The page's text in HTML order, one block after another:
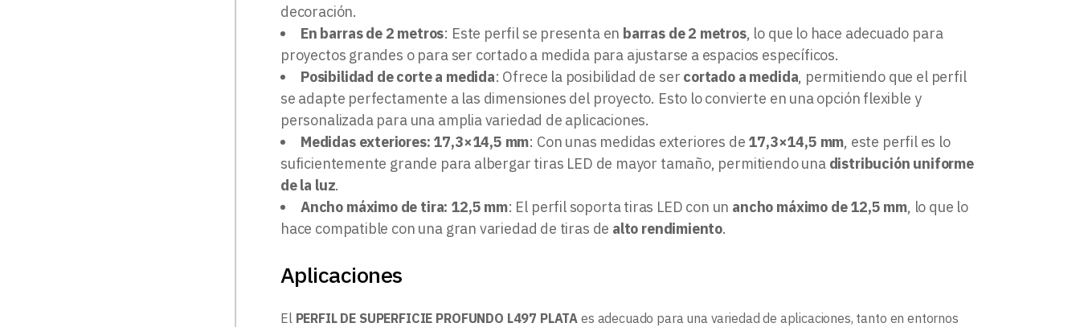
decoración.
En barras de 2 metros: Este perfil se presenta en barras de 2 metros, lo que lo hace adecuado para
proyectos grandes o para ser cortado a medida para ajustarse a espacios específicos.
Posibilidad de corte a medida: Ofrece la posibilidad de ser cortado a medida, permitiendo que el perfil
se adapte perfectamente a las dimensiones del proyecto. Esto lo convierte en una opción flexible y
personalizada para una amplia variedad de aplicaciones.
Medidas exteriores: 17,3×14,5 mm: Con unas medidas exteriores de 17,3×14,5 mm, este perfil es lo
suficientemente grande para albergar tiras LED de mayor tamaño, permitiendo una distribución uniforme
de la luz.
Ancho máximo de tira: 12,5 mm: El perfil soporta tiras LED con un ancho máximo de 12,5 mm, lo que lo
hace compatible con una gran variedad de tiras de alto rendimiento.
Aplicaciones
El PERFIL DE SUPERFICIE PROFUNDO L497 PLATA es adecuado para una variedad de aplicaciones, tanto en entornos